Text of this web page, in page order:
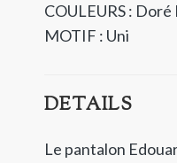
COULEURS : Doré
MOTIF : Uni
DETAILS
Le pantalon